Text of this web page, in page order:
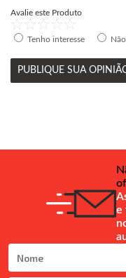
Avalie este Produto
Tenho interesse
PUBLIQUE SUA
e